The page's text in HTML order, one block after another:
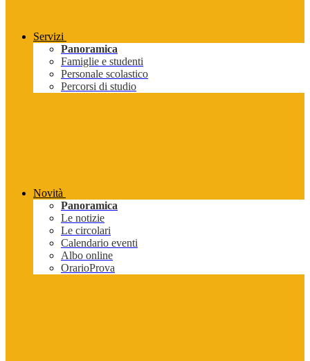
Servizi
Panoramica
Famiglie e studenti
Personale scolastico
Percorsi di studio
Novità
Panoramica
Le notizie
Le circolari
Calendario eventi
Albo online
OrarioProva